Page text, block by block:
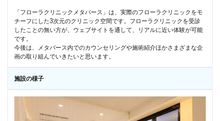
「フローラクリニックメタバース」は、実際のフローラクリニックをモ
チーフにした3次元のクリニック空間です。フローラクリニックを受診
したことの無い方が、ウェブサイトを通して、リアルに近い体験が可能
です。
今後は、メタバース内でのカウンセリングや施術紹介ほかさまざまな企
画の取り組んでいきたいと思います。
施設の様子